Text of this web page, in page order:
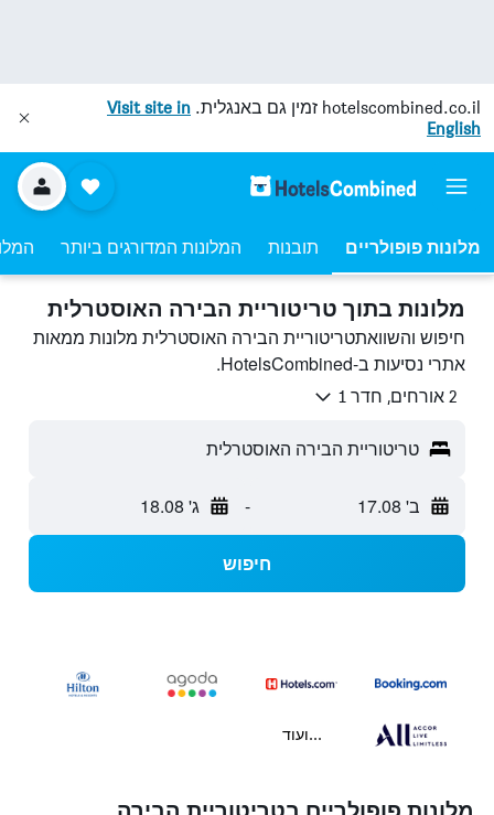
hotelscombined.co.il זמין גם באנגלית. Visit site in
English
מלונות פופולריים תובנות המלונות המדורגים ביותר
מלונות בתוך טריטוריית הבירה האוסטרלית
חיפוש והשוואתטריטוריית הבירה האוסטרלית מלונות ממאות
אתרי נסיעות ב-HotelsCombined.
2 אורחים, חדר 1
טריטוריית הבירה האוסטרלית
ב' 17.08 - ג' 18.08
חיפוש
...ועוד